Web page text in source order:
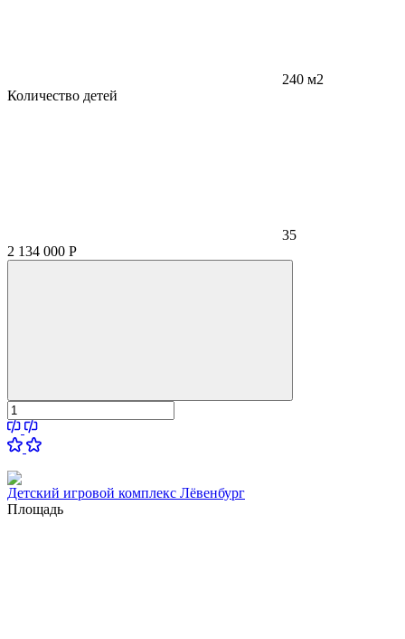
240 м2
Количество детей
35
2 134 000 Р
Детский игровой комплекс Лёвенбург
Площадь